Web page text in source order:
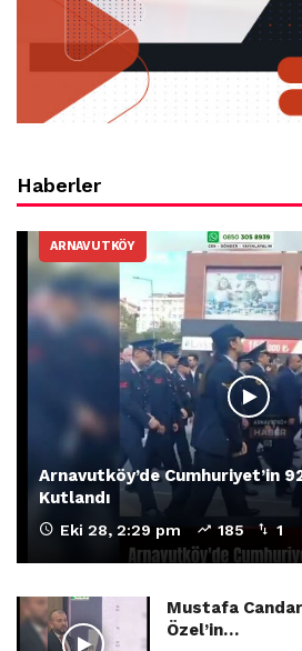
Haberler
ARNAVUTKÖY
Arnavutköy’de Cumhuriyet’in
Kutlandı
Eki 28, 2:29 pm 185 1
Mustafa
Özel’in…